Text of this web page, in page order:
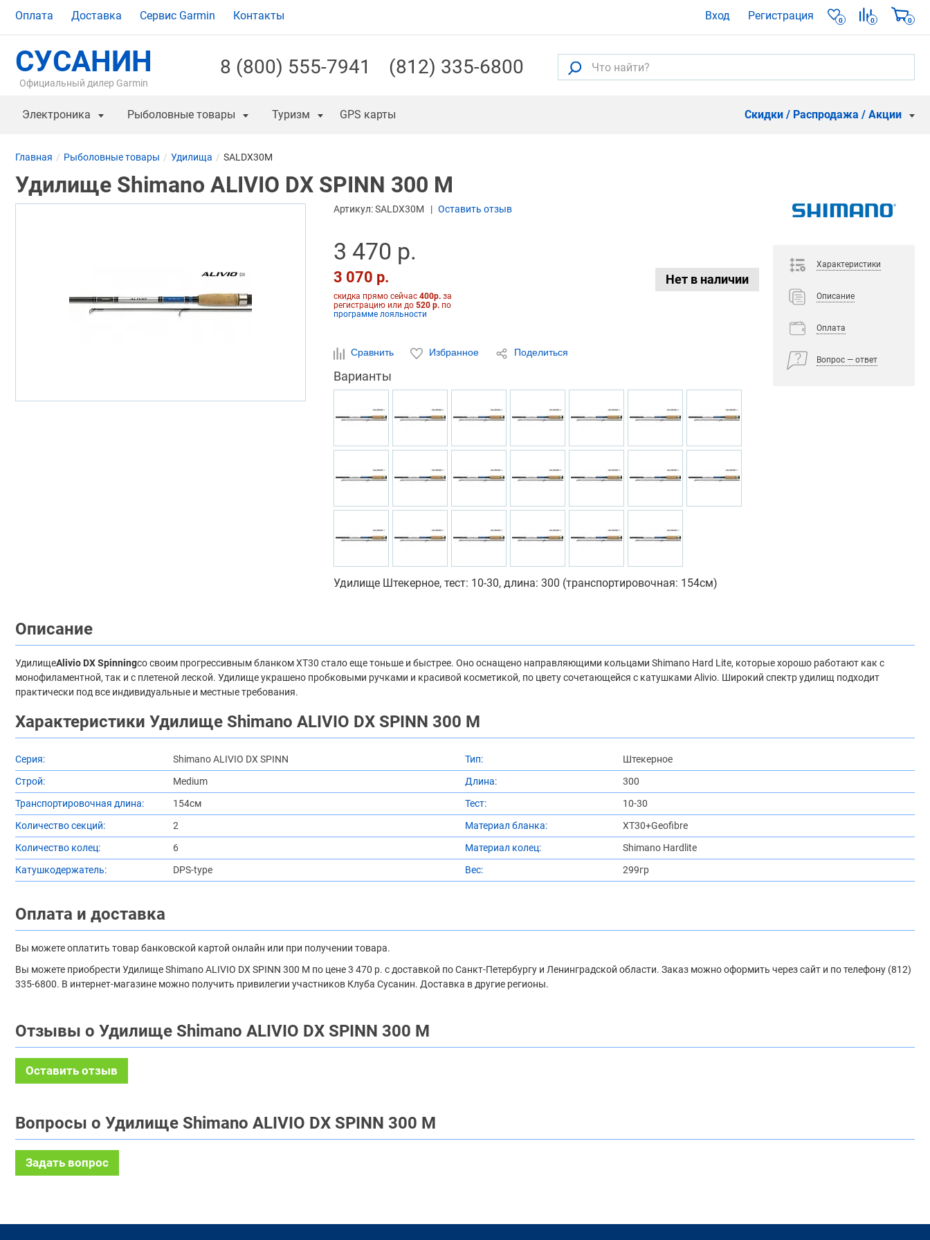
Оплата Доставка Сервис Garmin Контакты Вход Регистрация 0 0 0
СУСАНИН
Официальный дилер Garmin
8 (800) 555-7941 (812) 335-6800
Электроника Рыболовные товары Туризм GPS карты Скидки / Распродажа / Акции
Главная Рыболовные товары Удилища SALDX30M
Удилище Shimano ALIVIO DX SPINN 300 M
Артикул:SALDX30M Оставить отзыв
3 470 р.
3 070 р.
скидка прямо сейчас 400р. за
регистрацию или до 520 р. по
программе лояльности
Нет в наличии
Сравнить Избранное Поделиться
Варианты
Удилище Штекерное, тест: 10-30, длина: 300 (транспортировочная: 154см)
Характеристики
Описание
Оплата
Вопрос — ответ
Описание
УдилищеAlivio DX Spinningсо своим прогрессивным бланком ХТ30 стало еще тоньше и быстрее. Оно оснащено направляющими кольцами Shimano Hard Lite, которые хорошо работают как с
монофиламентной, так и с плетеной леской. Удилище украшено пробковыми ручками и красивой косметикой, по цвету сочетающейся с катушками Alivio. Широкий спектр удилищ подходит
практически под все индивидуальные и местные требования.
Характеристики Удилище Shimano ALIVIO DX SPINN 300 M
Серия: Shimano ALIVIO DX SPINN Тип:
Штекерное
Строй:
Medium Длина:
300
Транспортировочная длина:
154см Тест:
10-30
Количество секций:
2 Материал бланка:
XT30+Geofibre
Количество колец:
6 Материал колец:
Shimano Hardlite
Катушкодержатель:
DPS-type Вес: 299гр
Оплата и доставка
Вы можете оплатить товар банковской картой онлайн или при получении товара.
Вы можете приобрести Удилище Shimano ALIVIO DX SPINN 300 M по цене 3 470 р. с доставкой по Санкт-Петербургу и Ленинградской области. Заказ можно оформить через сайт и по телефону (812)
335-6800. В интернет-магазине можно получить привилегии участников Клуба Сусанин. Доставка в другие регионы.
Отзывы о Удилище Shimano ALIVIO DX SPINN 300 M
Оставить отзыв
Вопросы о Удилище Shimano ALIVIO DX SPINN 300 M
Задать вопрос